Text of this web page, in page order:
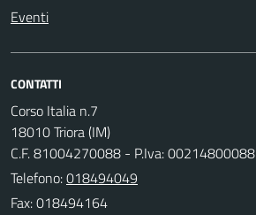
Eventi
CONTATTI
Corso Italia n.7
18010 Triora (IM)
C.F. 81004270088 - P.Iva: 00214800088
Telefono:018494049
Fax: 018494164